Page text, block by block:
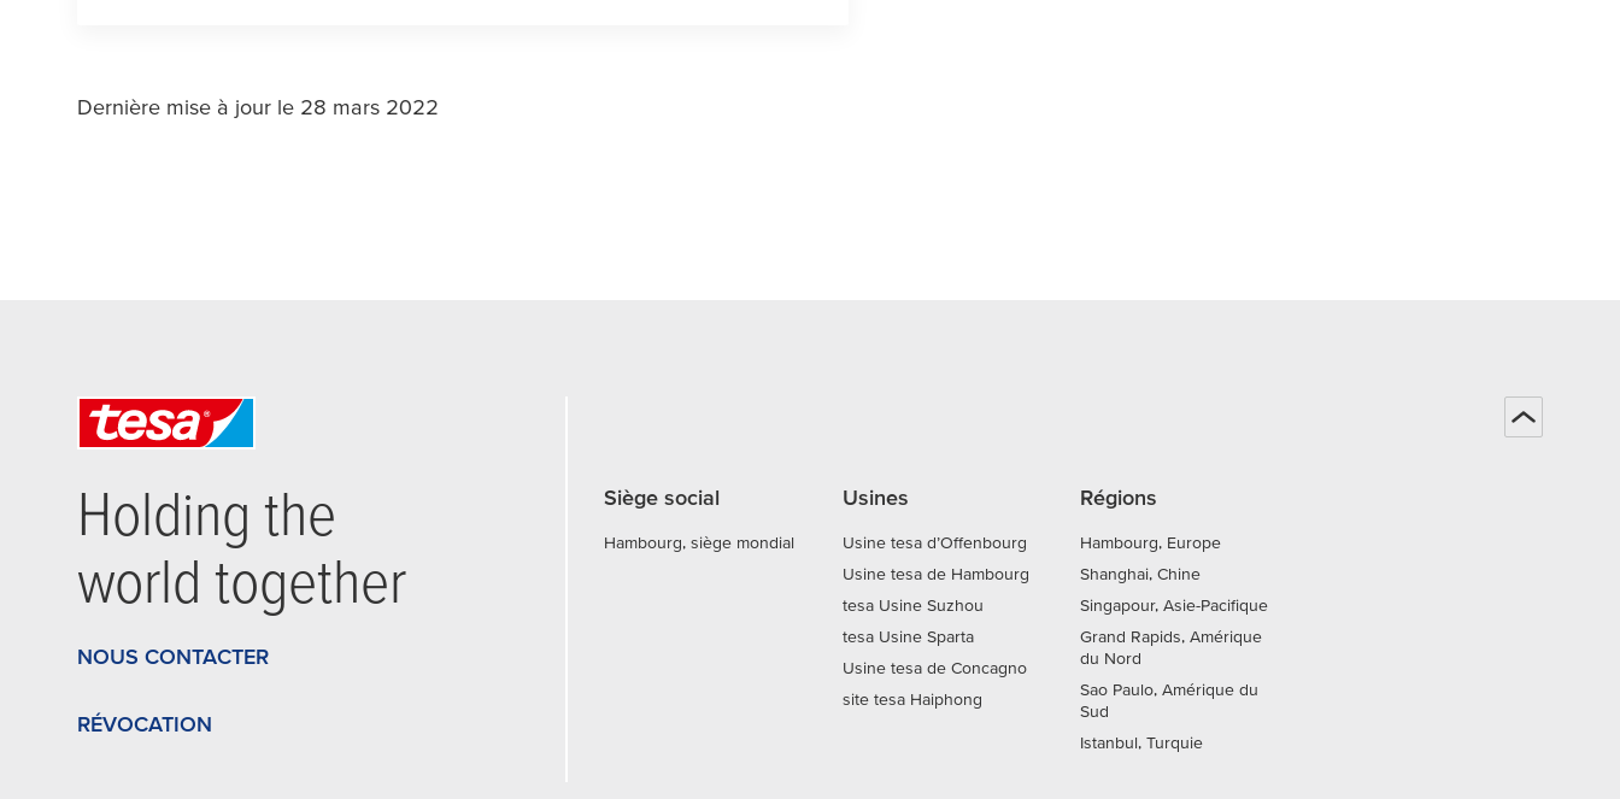
Dernière mise à jour le 28 mars 2022
Holding the
world together
NOUS CONTACTER
RÉVOCATION
Siège social
Hambourg, siège mondial
Usines
Usine tesa d’Offenbourg
Usine tesa de Hambourg
tesa Usine Suzhou
tesa Usine Sparta
Usine tesa de Concagno
site tesa Haiphong
Régions
Hambourg, Europe
Shanghai, Chine
Singapour, Asie-Pacifique
Grand Rapids, Amérique
du Nord
Sao Paulo, Amérique du
Sud
Istanbul, Turquie